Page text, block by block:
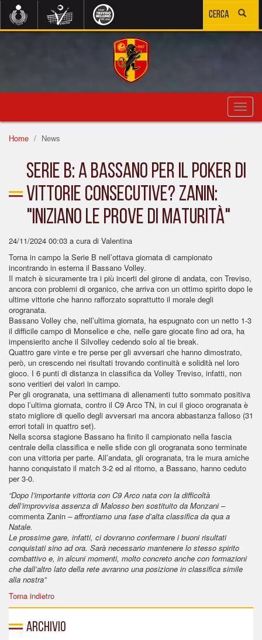
Home
News
SERIE B: A BASSANO PER IL POKER DI
VITTORIE CONSECUTIVE? ZANIN:
"INIZIANO LE PROVE DI MATURITÀ"
24/11/2024 00:03 a cura di Valentina
Torna in campo la Serie B nell’ottava giornata di campionato
incontrando in esterna il Bassano Volley.
Il match è sicuramente tra i più incerti del girone di andata, con Treviso,
ancora con problemi di organico, che arriva con un ottimo spirito dopo le
ultime vittorie che hanno rafforzato soprattutto il morale degli
orogranata.
Bassano Volley che, nell’ultima giornata, ha espugnato con un netto 1-3
il difficile campo di Monselice e che, nelle gare giocate fino ad ora, ha
impensierito anche il Silvolley cedendo solo al tie break.
Quattro gare vinte e tre perse per gli avversari che hanno dimostrato,
però, un crescendo nei risultati trovando continuità e solidità nel loro
gioco. I 6 punti di distanza in classifica da Volley Treviso, infatti, non
sono veritieri dei valori in campo.
Per gli orogranata, una settimana di allenamenti tutto sommato positiva
dopo l’ultima giornata, contro il C9 Arco TN, in cui il gioco orogranata è
stato migliore di quello degli avversari ma ancora abbastanza falloso (31
errori totali in quattro set).
Nella scorsa stagione Bassano ha finito il campionato nella fascia
centrale della classifica e nelle sfide con gli orogranata sono terminate
con una vittoria per parte. All’andata, gli orogranata, tra le mura amiche
hanno conquistato il match 3-2 ed al ritorno, a Bassano, hanno ceduto
per 3-0.
“Dopo l’importante vittoria con C9 Arco nata con la difficoltà
dell’improvvisa assenza di Malosso ben sostituito da Monzani –
commenta Zanin – affrontiamo una fase d’alta classifica da qua a
Natale.
Le prossime gare, infatti, ci dovranno confermare i buoni risultati
conquistati sino ad ora. Sarà necessario mantenere lo stesso spirito
combattivo e, in alcuni momenti, molto concreto anche con formazioni
che dall’altro lato della rete avranno una posizione in classifica simile
alla nostra”
Torna indietro
Archivio